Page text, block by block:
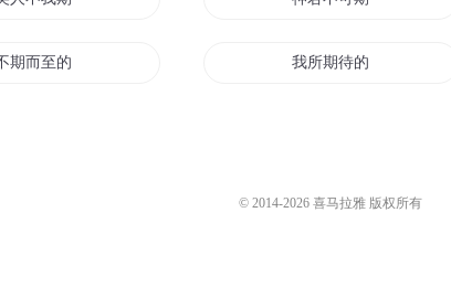
期而至的美好 我所期待的世界
© 2014-2026 喜马拉雅 版权所有